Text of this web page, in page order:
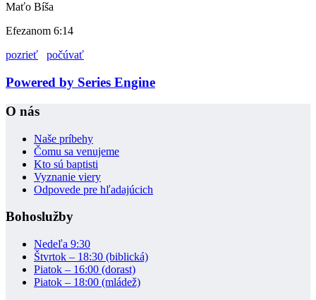
Maťo Bíša
Efezanom 6:14
pozrieť
počúvať
Powered by Series Engine
O nás
Naše príbehy
Čomu sa venujeme
Kto sú baptisti
Vyznanie viery
Odpovede pre hľadajúcich
Bohoslužby
Nedeľa 9:30
Štvrtok – 18:30 (biblická)
Piatok – 16:00 (dorast)
Piatok – 18:00 (mládež)